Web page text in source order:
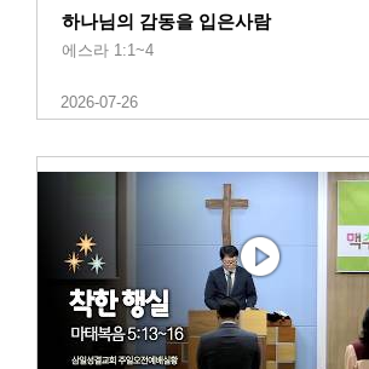
하나님의 감동을 입은사람
에스라 1:1~4
2026-07-26